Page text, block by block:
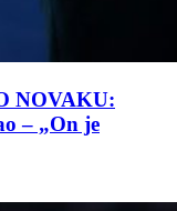
NOVAKU:
– „On je